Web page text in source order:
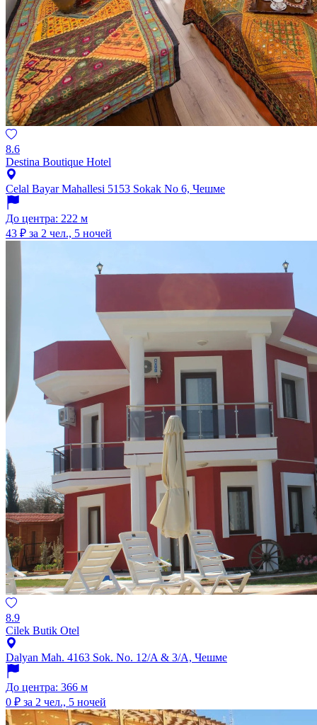
8.6
Destina Boutique Hotel
Celal Bayar Mahallesi 5153 Sokak No 6, Чешме
До центра: 222 м
43 ₽ за 2 чел., 5 ночей
8.9
Cilek Butik Otel
Dalyan Mah. 4163 Sok. No. 12/A & 3/A, Чешме
До центра: 366 м
0 ₽ за 2 чел., 5 ночей